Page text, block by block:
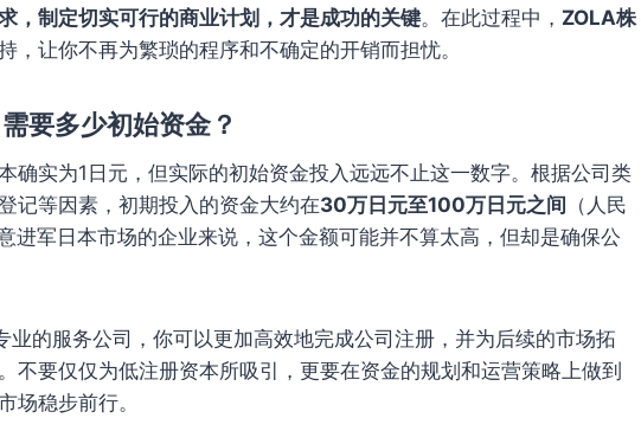
，制定切实可行的商业计划，才是成功的关键。在此过程中， ZOLA株
，让你不再为繁琐的程序和不确定的开销而担忧。
要多少初始资金？
确实为1日元，但实际的初始资金投入远远不止这一数字。根据公司类
记等因素，初期投入的资金大约在30万日元至100万日元之间 （人民
进军日本市场的企业来说，这个金额可能并不算太高，但却是确保公
业的服务公司，你可以更加高效地完成公司注册，并为后续的市场拓
不要仅仅为低注册资本所吸引，更要在资金的规划和运营策略上做到
场稳步前行。